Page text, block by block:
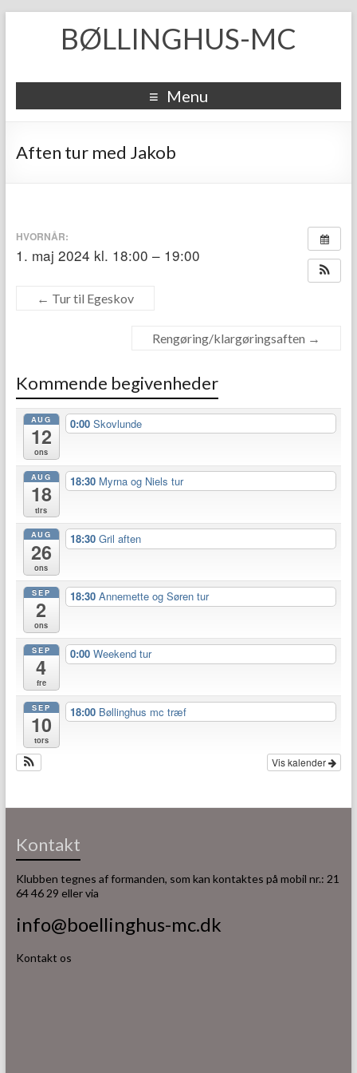
BØLLINGHUS-MC
Menu
Aften tur med Jakob
HVORNÅR:
1. maj 2024 kl. 18:00 – 19:00
← Tur til Egeskov
Rengøring/klargøringsaften →
Kommende begivenheder
AUG
12
ons
0:00Skovlunde
AUG
18
tirs
18:30 Myrna og Niels tur
AUG
26
ons
18:30Gril aften
SEP
2
ons
18:30Annemette og Søren tur
SEP
4
fre
0:00Weekend tur
SEP
10
tors
18:00 Bøllinghus mc træf
Vis kalender
Kontakt
Klubben tegnes af formanden, som kan kontaktes på mobil nr.: 21
64 46 29 eller via
info@boellinghus-mc.dk
Kontakt os